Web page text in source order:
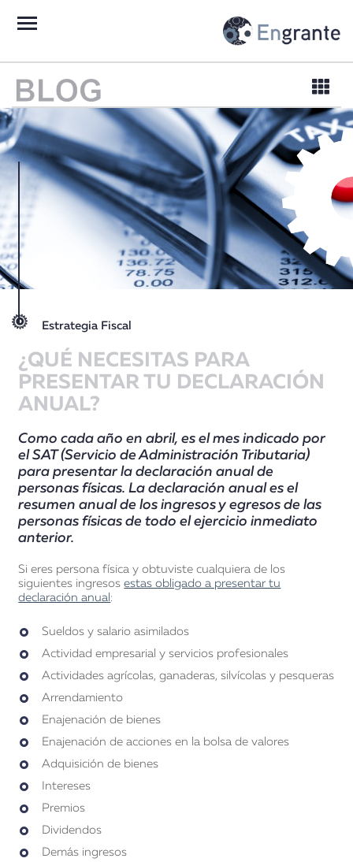
Estrategia Fiscal
Asesoría laboral
Finanzas Corporativas
Capital Humano
Estrategia Fiscal
¿QUÉ NECESITAS PARA
PRESENTAR TU DECLARACIÓN
ANUAL?
Como cada año en abril, es el mes indicado por
el SAT (Servicio de Administración Tributaria)
para presentar la declaración anual de
personas físicas. La declaración anual es el
resumen anual de los ingresos y egresos de las
personas físicas de todo el ejercicio inmediato
anterior.
Si eres persona física y obtuviste cualquiera de los
siguientes ingresosestas obligado a presentar tu
declaración anual :
Sueldos y salario asimilados
Actividad empresarial y servicios profesionales
Actividades agrícolas, ganaderas, silvícolas y pesqueras
Arrendamiento
Enajenación de bienes
Enajenación de acciones en la bolsa de valores
Adquisición de bienes
Intereses
Premios
Dividendos
Demás ingresos